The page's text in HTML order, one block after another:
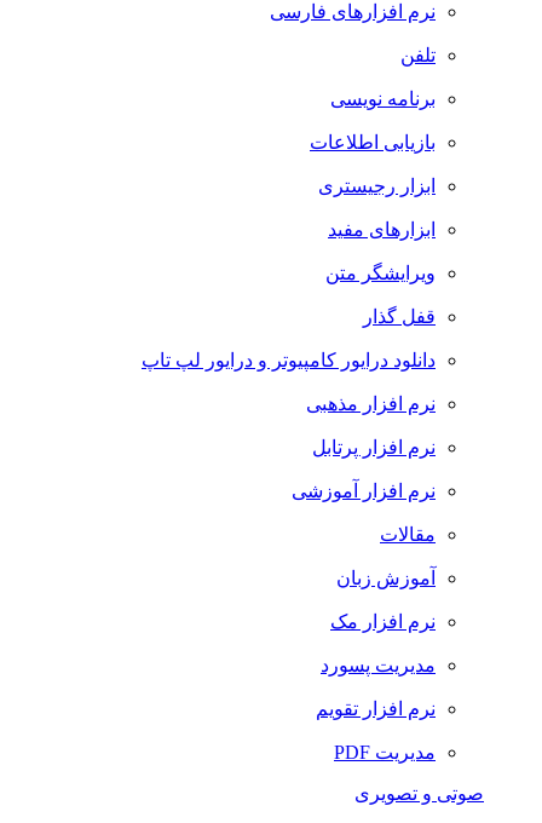
نرم افزارهای فارسی
تلفن
برنامه نویسی
بازیابی اطلاعات
ابزار رجیستری
ابزارهای مفید
ویرایشگر متن
قفل گذار
دانلود درایور کامپیوتر و درایور لپ تاپ
نرم افزار مذهبی
نرم افزار پرتابل
نرم افزار آموزشی
مقالات
آموزش زبان
نرم افزار مک
مدیریت پسورد
نرم افزار تقویم
مدیریت PDF
صوتی و تصویری